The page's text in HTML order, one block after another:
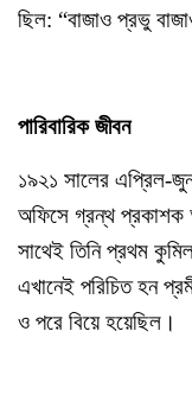
ছিল: “বাজাও প্রভু
পারিবারিক জীবন
১৯২১ সালের এপ্রিল-
অফিসে গ্রন্থ প্রকাশক
সাথেই তিনি প্রথম
এখানেই পরিচিত হন
ও পরে বিয়ে হয়েছিল।